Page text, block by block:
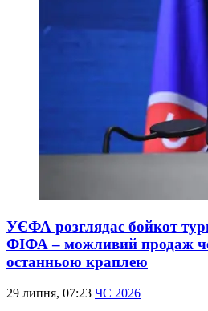
УЄФА розглядає бойкот
ФІФА – можливий продаж
останньою краплею
29 липня, 07:23 ЧС 2026